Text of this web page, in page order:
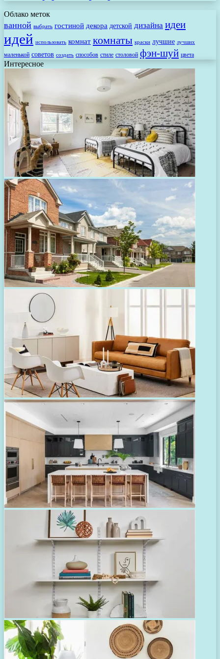
Облако меток
ванной выбрать гостиной декора детской дизайна идеи
идей использовать комнат комнаты краски лучшие лучших
маленькой советов создать способов стиле столовой фэн-шуй цвета
Интересное